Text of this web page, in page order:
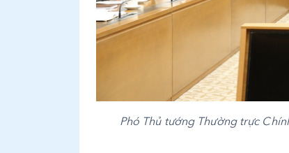
Phó Thủ tướng Thường trực